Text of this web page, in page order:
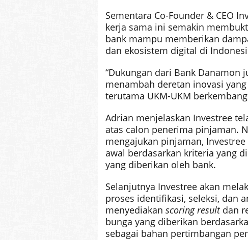
Sementara Co-Founder & CEO
kerja sama ini semakin
bank mampu memberikan
dan ekosistem digital di
“Dukungan dari Bank Danamon
menambah deretan inovasi
terutama UKM-UKM
Adrian menjelaskan Investree
atas calon penerima pinjaman.
mengajukan pinjaman,
awal berdasarkan kriteria yang
yang diberikan oleh bank.
Selanjutnya Investree akan
proses identifikasi, seleksi, dan
menyediakan scoring result dan
bunga yang diberikan
sebagai bahan pertimbangan